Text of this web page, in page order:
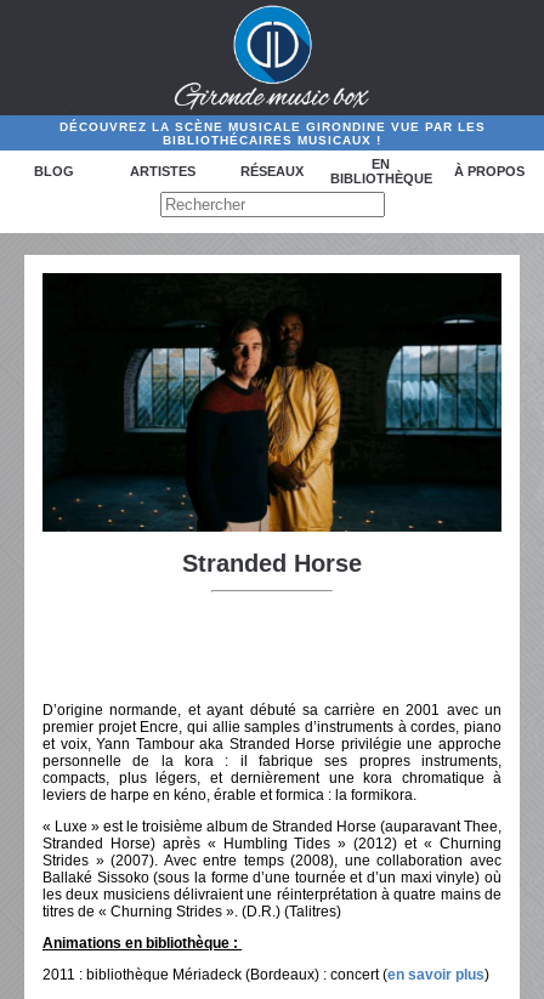
DÉCOUVREZ LA SCÈNE MUSICALE GIRONDINE VUE PAR LES
BIBLIOTHÉCAIRES MUSICAUX !
BLOG ARTISTES RÉSEAUX
EN
BIBLIOTHÈQUE
À PROPOS
Stranded Horse
D’origine normande, et ayant débuté sa carrière en 2001 avec un
premier projet Encre, qui allie samples d’instruments à cordes, piano
et voix, Yann Tambour aka Stranded Horse privilégie une approche
personnelle de la kora : il fabrique ses propres instruments,
compacts, plus légers, et dernièrement une kora chromatique à
leviers de harpe en kéno, érable et formica : la formikora.
« Luxe » est le troisième album de Stranded Horse (auparavant Thee,
Stranded Horse) après « Humbling Tides » (2012) et « Churning
Strides » (2007). Avec entre temps (2008), une collaboration avec
Ballaké Sissoko (sous la forme d’une tournée et d’un maxi vinyle) où
les deux musiciens délivraient une réinterprétation à quatre mains de
titres de « Churning Strides ». (D.R.) (Talitres)
Animations en bibliothèque :
2011 : bibliothèque Mériadeck (Bordeaux) : concert (en savoir plus)